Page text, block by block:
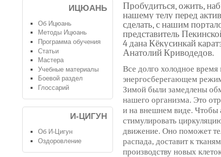
Пробудиться, ожить,
нашему телу перед
сделать, с нашим
представитель
4 дана Кёкусинкай
Анатолий Криводедов.
Все долго холодное
энергосберегающем
Зимой были замедлены
нашего организма. Это
и на внешнем виде. Чтобы
стимулировать
движение. Оно поможет
распада, доставит к
производству новых
ИЦЮАНЬ
Об Ицюань
Методы Ицюань
Программа обучения
Статьи
Мастера
Учебные материалы
Боевой раздел
Глоссарий
И-ЦИГУН
Об И-Цигун
Оздоровление